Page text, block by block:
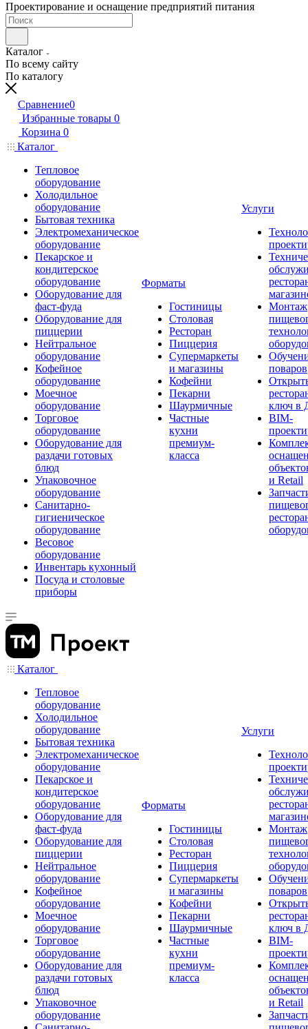
Проектирование и оснащение предприятий питания
Каталог
По всему сайту
По каталогу
Сравнение0
Избранные товары 0
Корзина 0
Каталог
Тепловое
оборудование
Холодильное
оборудование
Бытовая техника
Электромеханическое
оборудование
Пекарское и
кондитерское
оборудование
Оборудование для
фаст-фуда
Оборудование для
пиццерии
Нейтральное
оборудование
Кофейное
оборудование
Моечное
оборудование
Торговое
оборудование
Оборудование для
раздачи готовых
блюд
Упаковочное
оборудование
Санитарно-
гигиеническое
оборудование
Весовое
оборудование
Инвентарь кухонный
Посуда и столовые
приборы
Форматы
Гостиницы
Столовая
Ресторан
Пиццерия
Супермаркеты
и магазины
Кофейни
Пекарни
Шаурмичные
Частные
кухни
премиум-
класса
Услуги
Монтаж
поваров
ключ в
BIM-
и Retail
Каталог
Тепловое
оборудование
Холодильное
оборудование
Бытовая техника
Электромеханическое
оборудование
Пекарское и
кондитерское
оборудование
Оборудование для
фаст-фуда
Оборудование для
пиццерии
Нейтральное
оборудование
Кофейное
оборудование
Моечное
оборудование
Торговое
оборудование
Оборудование для
раздачи готовых
блюд
Упаковочное
оборудование
Форматы
Гостиницы
Столовая
Ресторан
Пиццерия
Супермаркеты
и магазины
Кофейни
Пекарни
Шаурмичные
Частные
кухни
премиум-
класса
Услуги
Монтаж
поваров
ключ в
BIM-
и Retail